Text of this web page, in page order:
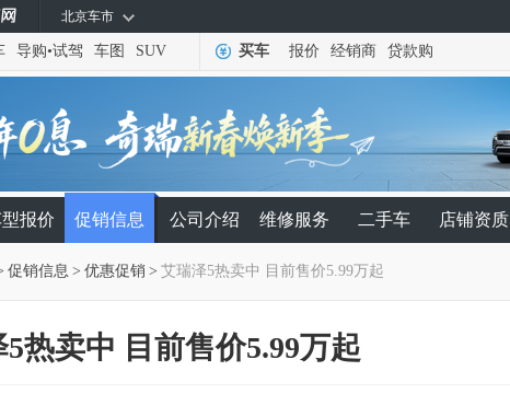
北京车市
导购•试驾 车图 SUV 买车 报价 经销商 贷款购
报价 促销信息 公司介绍 维修服务 二手车 店铺资质
促销信息 > 优惠促销 > 艾瑞泽5热卖中 目前售价5.99万起
热卖中 目前售价5.99万起